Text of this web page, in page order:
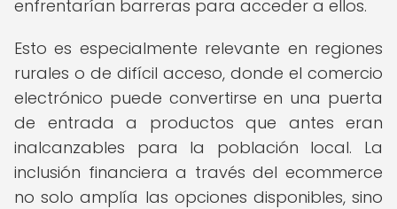
enfrentarían barreras para acceder a ellos.
Esto es especialmente relevante en regiones
rurales o de difícil acceso, donde el comercio
electrónico puede convertirse en una puerta
de entrada a productos que antes eran
inalcanzables para la población local. La
inclusión financiera a través del ecommerce
no solo amplía las opciones disponibles, sino